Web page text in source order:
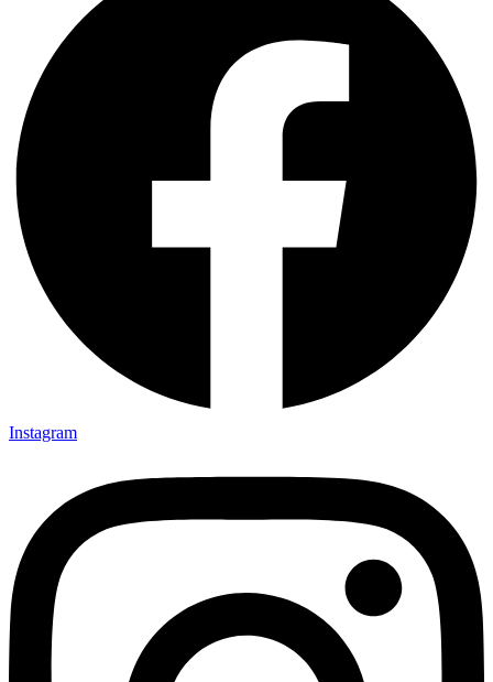
Instagram